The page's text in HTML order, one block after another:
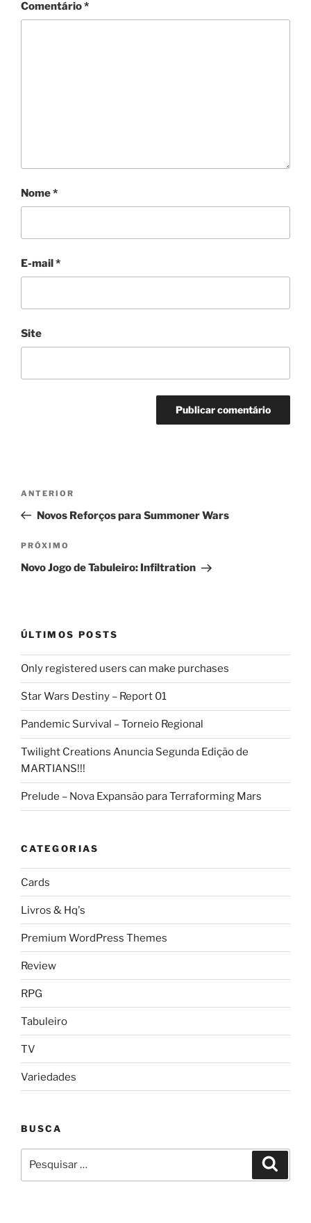
Comentário*
Nome*
E-mail*
Site
Post
Post
anterior
ANTERIOR
Novos Reforços para Summoner Wars
Próximo
post
PRÓXIMO
Novo Jogo de Tabuleiro: Infiltration
ÚLTIMOS POSTS
Only registered users can make purchases
Star Wars Destiny – Report 01
Pandemic Survival – Torneio Regional
Twilight Creations Anuncia Segunda Edição de
MARTIANS!!!
Prelude – Nova Expansão para Terraforming Mars
CATEGORIAS
Cards
Livros & Hq's
Premium WordPress Themes
Review
RPG
Tabuleiro
TV
Variedades
BUSCA
por: